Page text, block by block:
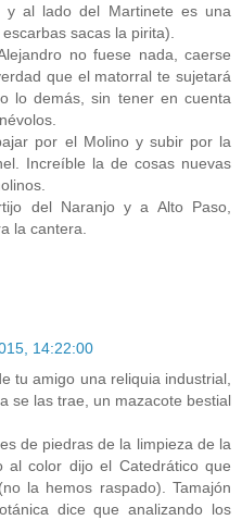
y al lado del Martinete es una
sacas la pirita).
no fuese nada, caerse
que el matorral te sujetará
lo demás, sin tener en cuenta
por el Molino y subir por la
Increíble la de cosas nuevas
del Naranjo y a Alto Paso,
la cantera.
14:22:00
tu amigo una reliquia industrial,
se las trae, un mazacote bestial
de piedras de la limpieza de la
al color dijo el Catedrático que
la hemos raspado). Tamajón
dice que analizando los